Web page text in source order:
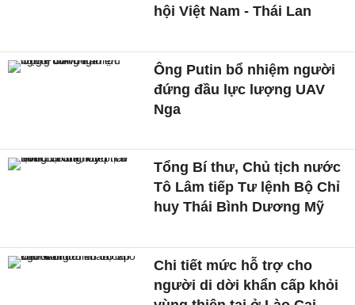
hội Việt Nam - Thái Lan
Ông Putin bổ nhiệm người
đứng đầu lực lượng UAV
Nga
Tổng Bí thư, Chủ tịch nước
Tô Lâm tiếp Tư lệnh Bộ Chỉ
huy Thái Bình Dương Mỹ
Chi tiết mức hỗ trợ cho
người di dời khẩn cấp khỏi